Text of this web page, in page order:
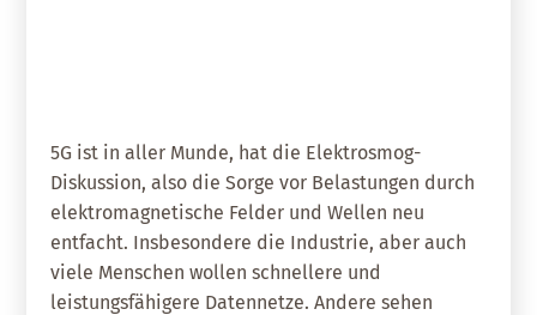
5G ist in aller Munde, hat die Elektrosmog-
Diskussion, also die Sorge vor Belastungen durch
elektromagnetische Felder und Wellen neu
entfacht. Insbesondere die Industrie, aber auch
viele Menschen wollen schnellere und
leistungsfähigere Datennetze. Andere sehen